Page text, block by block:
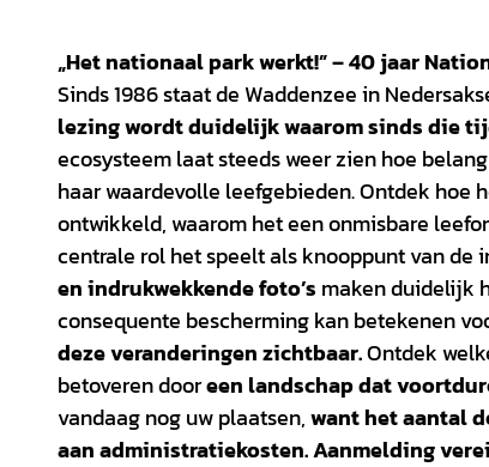
„Het nationaal park werkt!” – 40 jaar
Sinds 1986 staat de Waddenzee in
lezing wordt duidelijk waarom sinds die
ecosysteem laat steeds weer zien hoe
haar waardevolle leefgebieden. Ontdek hoe
ontwikkeld, waarom het een onmisbare
centrale rol het speelt als knooppunt van
en indrukwekkende foto’s maken duidelijk
consequente bescherming kan betekenen
deze veranderingen zichtbaar.Ontdek
betoveren dooreen landschap dat
vandaag nog uw plaatsen,want het aantal
aan administratiekosten. Aanmelding